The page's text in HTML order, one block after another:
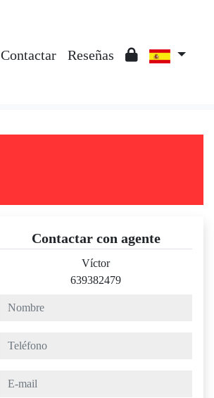
Contactar Reseñas
Contactar con agente
Víctor
639382479
nombre
teléfono
e-mail